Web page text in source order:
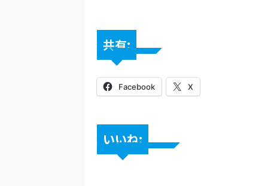
共有:
Facebook X
いいね: